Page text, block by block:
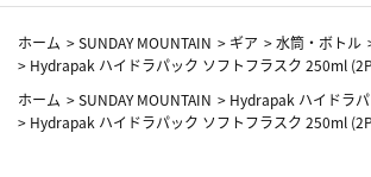
ホーム >SUNDAY MOUNTAIN > ギア >水筒・ボトル
> Hydrapak ハイドラパック ソフトフラスク 250ml
ホーム >SUNDAY MOUNTAIN > Hydrapak ハイドラ
> Hydrapak ハイドラパック ソフトフラスク 250ml